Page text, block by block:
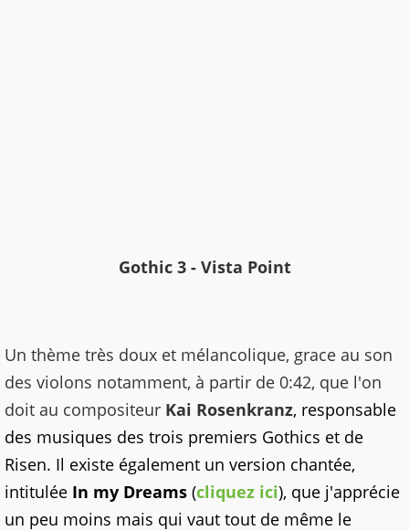
Gothic 3 - Vista Point
Un thème très doux et mélancolique, grace au son
des violons notamment, à partir de 0:42, que l'on
doit au compositeur Kai Rosenkranz, responsable
des musiques des trois premiers Gothics et de
Risen. Il existe également un version chantée,
intitulée In my Dreams (cliquez ici), que j'apprécie
un peu moins mais qui vaut tout de même le